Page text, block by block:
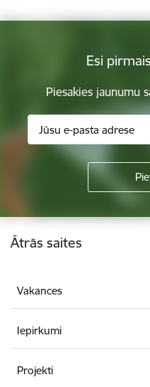
Esi
Piesakies jaunumu
Kājene
Ātrās saites
Vakances
Iepirkumi
Projekti